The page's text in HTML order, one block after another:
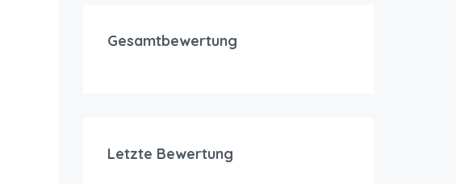
Gesamtbewertung
Letzte Bewertung